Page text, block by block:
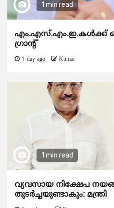
1 min read
എം.എസ്.എം.ഇ.കൾക്ക്
ഗ്രാന്റ്
1 day ago Kumar
1 min read
വ്യവസായ നിക്ഷേപ
തുടര്‍ച്ചയുണ്ടാകും: മന്ത്രി